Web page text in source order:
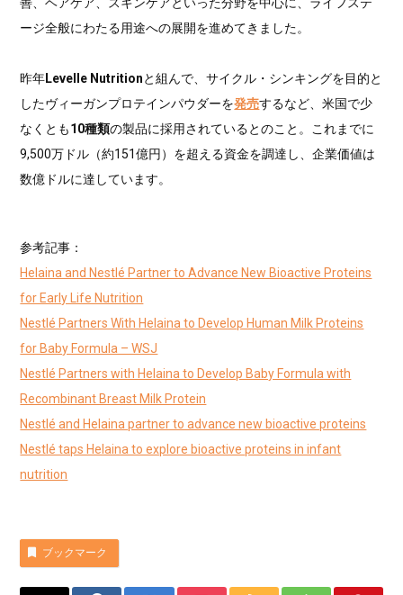
善、ヘアケア、スキンケアといった分野を中心に、ライフステ
ージ全般にわたる用途への展開を進めてきました。
昨年Levelle Nutritionと組んで、サイクル・シンキングを目的と
したヴィーガンプロテインパウダーを発売するなど、米国で少
なくとも10種類の製品に採用されているとのこと。これまでに
9,500万ドル（約151億円）を超える資金を調達し、企業価値は
数億ドルに達しています。
参考記事：
Helaina and Nestlé Partner to Advance New Bioactive Proteins
for Early Life Nutrition
Nestlé Partners With Helaina to Develop Human Milk Proteins
for Baby Formula – WSJ
Nestlé Partners with Helaina to Develop Baby Formula with
Recombinant Breast Milk Protein
Nestlé and Helaina partner to advance new bioactive proteins
Nestlé taps Helaina to explore bioactive proteins in infant
nutrition
ブックマーク